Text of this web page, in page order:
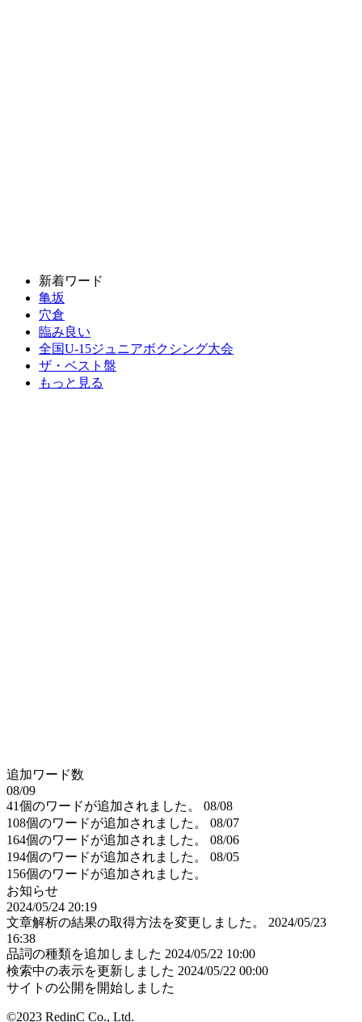
新着ワード
亀坂
穴倉
臨み良い
全国U-15ジュニアボクシング大会
ザ・ベスト盤
もっと見る
追加ワード数
08/09
41個のワードが追加されました。
08/08
108個のワードが追加されました。
08/07
164個のワードが追加されました。
08/06
194個のワードが追加されました。
08/05
156個のワードが追加されました。
お知らせ
2024/05/24 20:19
文章解析の結果の取得方法を変更しました。
2024/05/23
16:38
品詞の種類を追加しました 2024/05/22 10:00
検索中の表示を更新しました 2024/05/22 00:00
サイトの公開を開始しました
©2023 RedinC Co., Ltd.